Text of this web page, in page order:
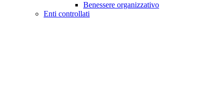
Benessere organizzativo
Enti controllati